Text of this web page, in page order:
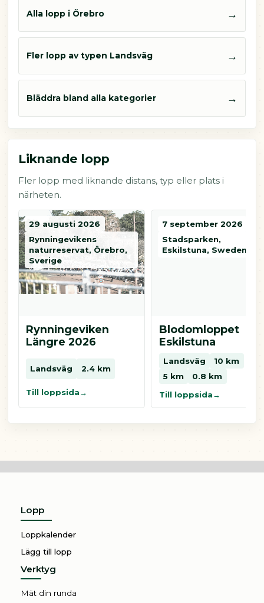
Alla lopp i Örebro →
Fler lopp av typen Landsväg →
Bläddra bland alla kategorier →
Liknande lopp
Fler lopp med liknande distans, typ eller plats i
närheten.
29 augusti 2026
Rynningevikens
naturreservat, Örebro,
Sverige
Rynningeviken
Längre 2026
Landsväg 2.4 km
Till loppsida
7 september 2026
Stadsparken,
Eskilstuna, Sweden
Blodomloppet
Eskilstuna
Landsväg
10 km
5 km
0.8 km
Till loppsida
Lopp
Loppkalender
Lägg till lopp
Verktyg
Mät din runda